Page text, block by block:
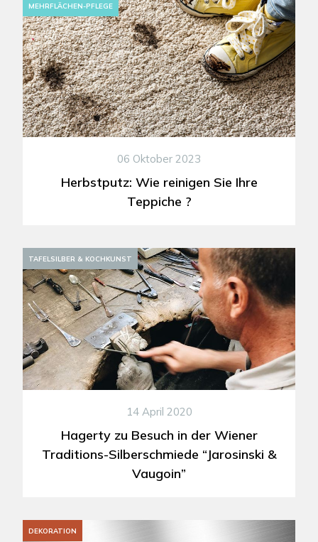
MEHRFLÄCHEN-PFLEGE
06 Oktober 2023
Herbstputz: Wie reinigen Sie Ihre
Teppiche ?
TAFELSILBER & KOCHKUNST
14 April 2020
Hagerty zu Besuch in der Wiener
Traditions-Silberschmiede “Jarosinski &
Vaugoin”
DEKORATION